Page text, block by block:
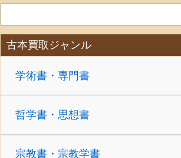
古本買取ジャンル
学術書・専門書
哲学書・思想書
宗教書・宗教学書